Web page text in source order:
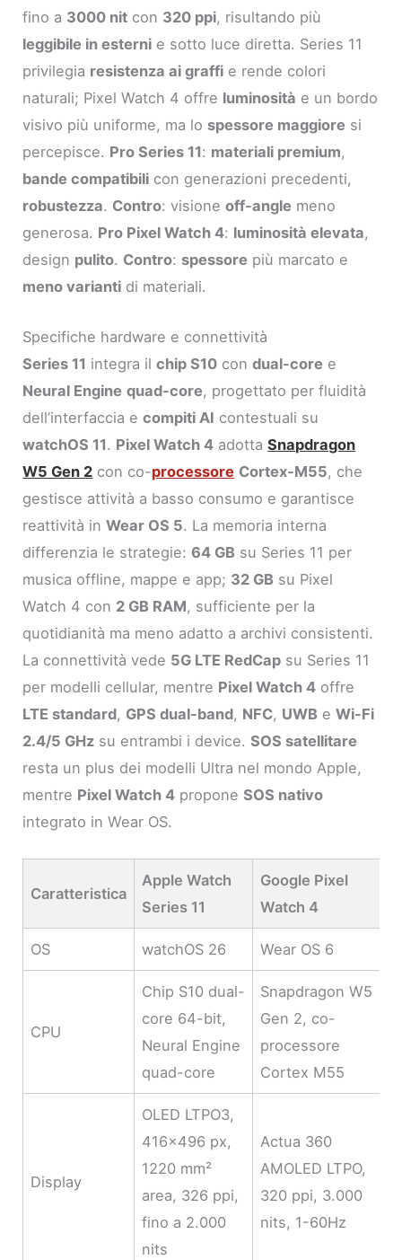
fino a 3000 nit con 320 ppi, risultando più
leggibile in esterni e sotto luce diretta. Series 11
privilegia resistenza ai graffi e rende colori
naturali; Pixel Watch 4 offre luminosità e un bordo
visivo più uniforme, ma lo spessore maggiore si
percepisce. Pro Series 11: materiali premium,
bande compatibili con generazioni precedenti,
robustezza. Contro: visioneoff-angle meno
generosa. Pro Pixel Watch 4: luminosità elevata,
design pulito. Contro: spessore più marcato e
meno varianti di materiali.
Specifiche hardware e connettività
Series 11 integra ilchip S10 condual-core e
Neural Engine quad-core, progettato per fluidità
dell’interfaccia ecompiti AI contestuali su
watchOS 11. Pixel Watch 4 adottaSnapdragon
W5 Gen 2 con co-processore Cortex-M55, che
gestisce attività a basso consumo e garantisce
reattività inWear OS 5. La memoria interna
differenzia le strategie:64 GB su Series 11 per
musica offline, mappe e app; 32 GB su Pixel
Watch 4 con 2 GB RAM, sufficiente per la
quotidianità ma meno adatto a archivi consistenti.
La connettività vede 5G LTE RedCap su Series 11
per modelli cellular, mentre Pixel Watch 4 offre
LTE standard, GPS dual-band, NFC, UWB eWi-Fi
2.4/5 GHz su entrambi i device.SOS satellitare
resta un plus dei modelli Ultra nel mondo Apple,
mentre Pixel Watch 4 proponeSOS nativo
integrato in Wear OS.
Caratteristica
Apple Watch
Series 11
Google Pixel
Watch 4
OS watchOS 26 Wear OS 6
CPU
Chip S10 dual-
core 64-bit,
Neural Engine
quad-core
Snapdragon W5
Gen 2, co-
processore
Cortex M55
Display
OLED LTPO3,
416×496 px,
1220 mm²
area, 326 ppi,
fino a 2.000
nits
Actua 360
AMOLED LTPO,
320 ppi, 3.000
nits, 1-60Hz